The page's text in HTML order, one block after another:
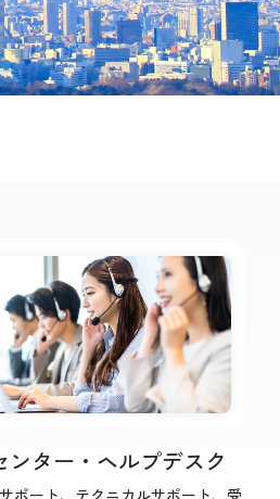
ンター・ヘルプデスク